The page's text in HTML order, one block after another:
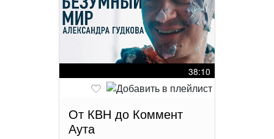
38:10
От КВН до Коммент
Аута